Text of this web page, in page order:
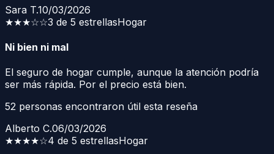
Sara T.10/03/2026
★★★☆☆3 de 5 estrellasHogar
Ni bien ni mal
El seguro de hogar cumple, aunque la atención podría
ser más rápida. Por el precio está bien.
52 personas encontraron útil esta reseña
Alberto C.06/03/2026
★★★★☆4 de 5 estrellasHogar